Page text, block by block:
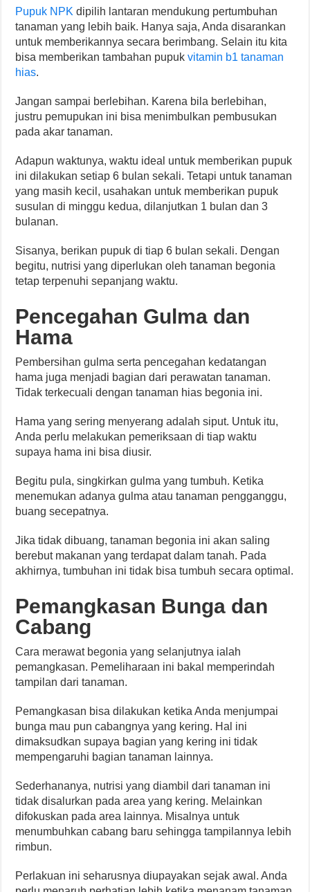
Pupuk NPKdipilih lantaran mendukung pertumbuhan
tanaman yang lebih baik. Hanya saja, Anda disarankan
untuk memberikannya secara berimbang. Selain itu kita
bisa memberikan tambahan pupukvitamin b1 tanaman
hias.
Jangan sampai berlebihan. Karena bila berlebihan,
justru pemupukan ini bisa menimbulkan pembusukan
pada akar tanaman.
Adapun waktunya, waktu ideal untuk memberikan pupuk
ini dilakukan setiap 6 bulan sekali. Tetapi untuk tanaman
yang masih kecil, usahakan untuk memberikan pupuk
susulan di minggu kedua, dilanjutkan 1 bulan dan 3
bulanan.
Sisanya, berikan pupuk di tiap 6 bulan sekali. Dengan
begitu, nutrisi yang diperlukan oleh tanaman begonia
tetap terpenuhi sepanjang waktu.
Pencegahan Gulma dan
Hama
Pembersihan gulma serta pencegahan kedatangan
hama juga menjadi bagian dari perawatan tanaman.
Tidak terkecuali dengan tanaman hias begonia ini.
Hama yang sering menyerang adalah siput. Untuk itu,
Anda perlu melakukan pemeriksaan di tiap waktu
supaya hama ini bisa diusir.
Begitu pula, singkirkan gulma yang tumbuh. Ketika
menemukan adanya gulma atau tanaman pengganggu,
buang secepatnya.
Jika tidak dibuang, tanaman begonia ini akan saling
berebut makanan yang terdapat dalam tanah. Pada
akhirnya, tumbuhan ini tidak bisa tumbuh secara optimal.
Pemangkasan Bunga dan
Cabang
Cara merawat begonia yang selanjutnya ialah
pemangkasan. Pemeliharaan ini bakal memperindah
tampilan dari tanaman.
Pemangkasan bisa dilakukan ketika Anda menjumpai
bunga mau pun cabangnya yang kering. Hal ini
dimaksudkan supaya bagian yang kering ini tidak
mempengaruhi bagian tanaman lainnya.
Sederhananya, nutrisi yang diambil dari tanaman ini
tidak disalurkan pada area yang kering. Melainkan
difokuskan pada area lainnya. Misalnya untuk
menumbuhkan cabang baru sehingga tampilannya lebih
rimbun.
Perlakuan ini seharusnya diupayakan sejak awal. Anda